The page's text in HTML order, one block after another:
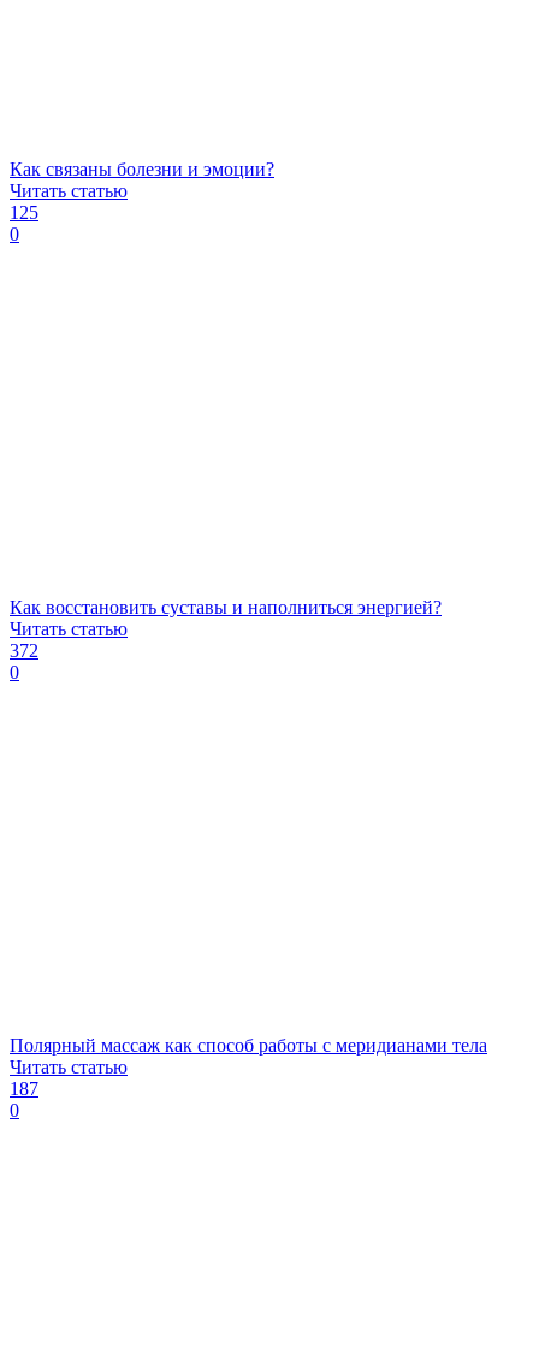
Как связаны болезни и эмоции?
Читать статью
125
0
Как восстановить суставы и наполниться энергией?
Читать статью
372
0
Полярный массаж как способ работы с меридианами тела
Читать статью
187
0